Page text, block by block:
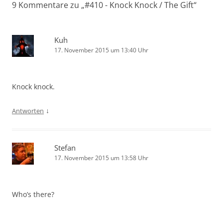
9 Kommentare zu „#410 - Knock Knock / The Gift“
Kuh
17. November 2015 um 13:40 Uhr
Knock knock.
Antworten ↓
Stefan
17. November 2015 um 13:58 Uhr
Who’s there?